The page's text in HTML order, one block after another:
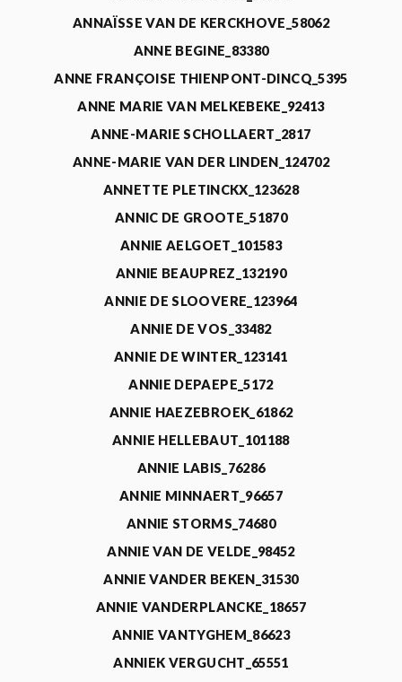
ANNAÏSSE VAN DE KERCKHOVE_58062
ANNE BEGINE_83380
ANNE FRANÇOISE THIENPONT-DINCQ_5395
ANNE MARIE VAN MELKEBEKE_92413
ANNE-MARIE SCHOLLAERT_2817
ANNE-MARIE VAN DER LINDEN_124702
ANNETTE PLETINCKX_123628
ANNIC DE GROOTE_51870
ANNIE AELGOET_101583
ANNIE BEAUPREZ_132190
ANNIE DE SLOOVERE_123964
ANNIE DE VOS_33482
ANNIE DE WINTER_123141
ANNIE DEPAEPE_5172
ANNIE HAEZEBROEK_61862
ANNIE HELLEBAUT_101188
ANNIE LABIS_76286
ANNIE MINNAERT_96657
ANNIE STORMS_74680
ANNIE VAN DE VELDE_98452
ANNIE VANDER BEKEN_31530
ANNIE VANDERPLANCKE_18657
ANNIE VANTYGHEM_86623
ANNIEK VERGUCHT_65551